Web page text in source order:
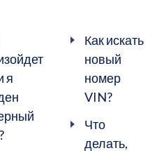
я
Как искать
новый
номер
VIN?
Что
делать,